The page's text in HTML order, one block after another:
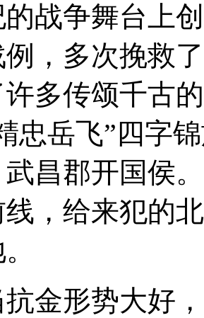
战争舞台上
，多次挽救
多传颂千古
忠岳飞”四字
昌郡开国侯
，给来犯的
形势大好，